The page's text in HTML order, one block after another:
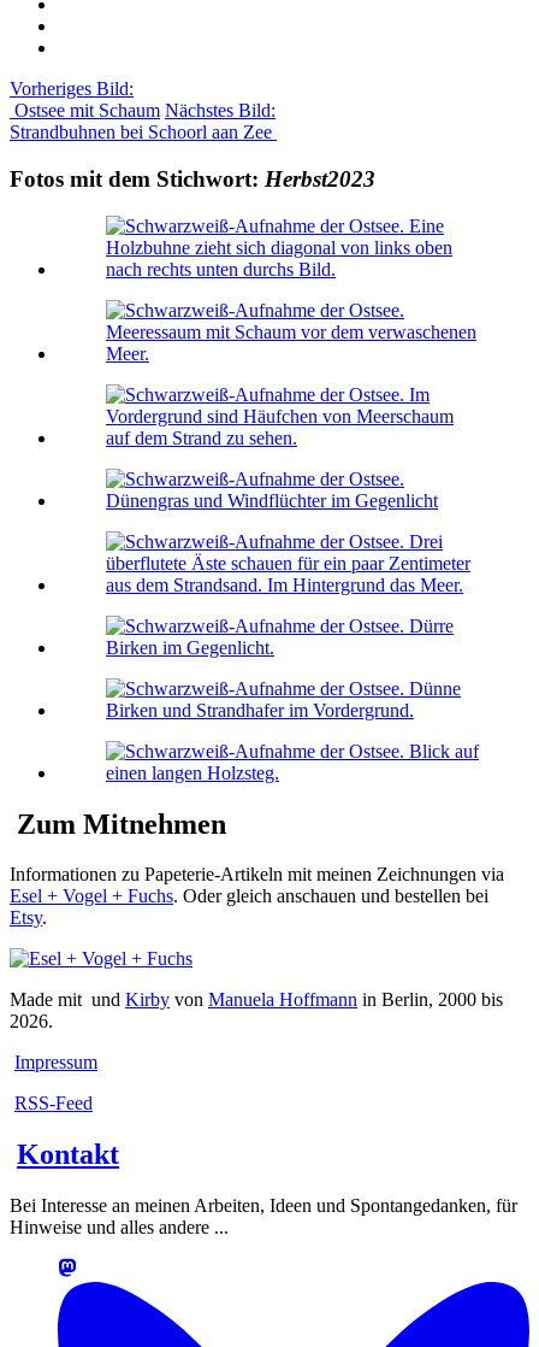
Vorheriges Bild:
Ostsee mit Schaum Nächstes Bild:
Strandbuhnen bei Schoorl aan Zee
Fotos mit dem Stichwort: Herbst2023
Zum Mitnehmen
Informationen zu Papeterie-Artikeln mit meinen Zeichnungen via
Esel + Vogel + Fuchs. Oder gleich anschauen und bestellen bei
Etsy.
Made mit und Kirby von Manuela Hoffmann in Berlin, 2000 bis
2026.
Impressum
RSS-Feed
Kontakt
Bei Interesse an meinen Arbeiten, Ideen und Spontangedanken, für
Hinweise und alles andere ...